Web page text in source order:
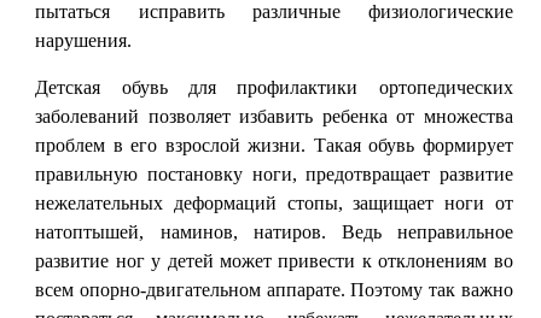
пытаться исправить различные физиологические
нарушения.
Детская обувь для профилактики ортопедических
заболеваний позволяет избавить ребенка от множества
проблем в его взрослой жизни. Такая обувь формирует
правильную постановку ноги, предотвращает развитие
нежелательных деформаций стопы, защищает ноги от
натоптышей, наминов, натиров. Ведь неправильное
развитие ног у детей может привести к отклонениям во
всем опорно-двигательном аппарате. Поэтому так важно